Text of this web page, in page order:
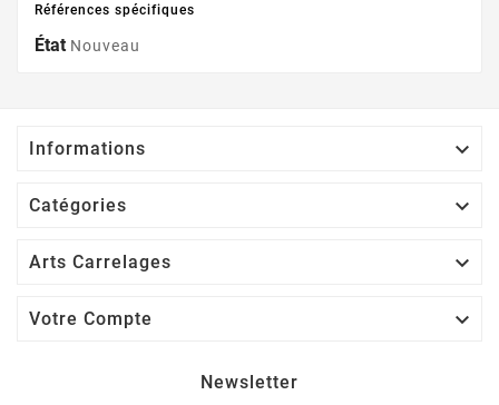
Références spécifiques
État Nouveau
Informations 
Catégories 
Arts Carrelages 
Votre Compte 
Newsletter